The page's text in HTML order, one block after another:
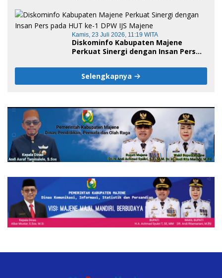
Jadi Embrio Pendirian Politeknik
Negeri Sulawesi Barat
Kamis, 23 Juli 2026, 11:19 WITA
Diskominfo Kabupaten Majene
Perkuat Sinergi dengan Insan Pers
Selengkapnya